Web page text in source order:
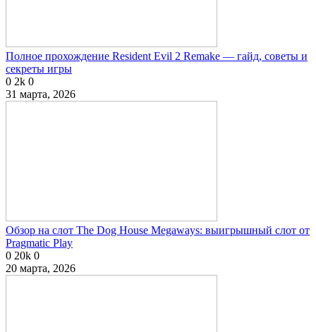
Полное прохождение Resident Evil 2 Remake — гайд, советы и
секреты игры
0 2k 0
31 марта, 2026
Обзор на слот The Dog House Megaways: выигрышный слот от
Pragmatic Play
0 20k 0
20 марта, 2026